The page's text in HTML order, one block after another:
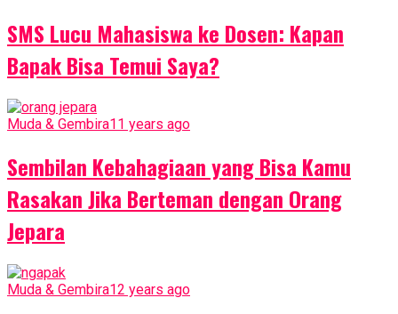
SMS Lucu Mahasiswa ke Dosen: Kapan
Bapak Bisa Temui Saya?
Muda & Gembira11 years ago
Sembilan Kebahagiaan yang Bisa Kamu
Rasakan Jika Berteman dengan Orang
Jepara
Muda & Gembira12 years ago